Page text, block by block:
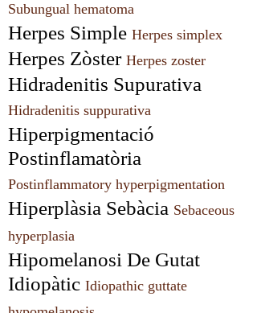
Subungual hematoma
Herpes Simple Herpes simplex
Herpes Zòster Herpes zoster
Hidradenitis suppurativa
Hiperpigmentació
Postinflammatory hyperpigmentation
Hiperplàsia Sebàcia Sebaceous
hyperplasia
Hipomelanosi De Gutat
Idiopàtic Idiopathic guttate